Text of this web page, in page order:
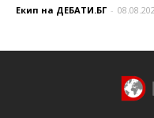
Екип на ДЕБАТИ.БГ -